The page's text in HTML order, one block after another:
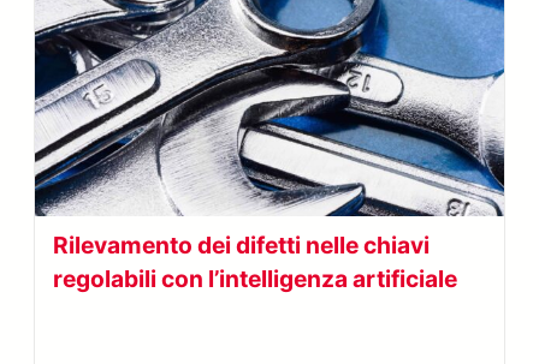
Rilevamento dei difetti nelle chiavi
regolabili con l’intelligenza artificiale